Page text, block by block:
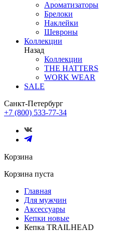
Ароматизаторы
Брелоки
Наклейки
Шевроны
Коллекции
Назад
Коллекции
THE HATTERS
WORK WEAR
SALE
Санкт-Петербург
+7 (800) 533-77-34
Корзина
Корзина пуста
Главная
Для мужчин
Аксессуары
Кепки новые
Кепка TRAILHEAD